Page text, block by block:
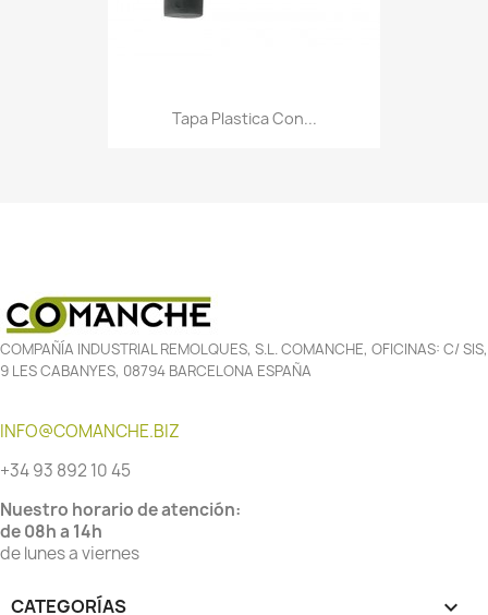
Tapa Plastica Con...
COMPAÑÍA INDUSTRIAL REMOLQUES, S.L. COMANCHE, OFICINAS: C/ SIS,
9 LES CABANYES, 08794 BARCELONA ESPAÑA
INFO@COMANCHE.BIZ
+34 93 892 10 45
Nuestro horario de atención:
de 08h a 14h
de lunes a viernes
CATEGORÍAS 